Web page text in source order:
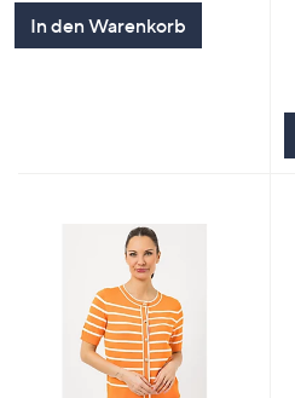
In den Warenkorb